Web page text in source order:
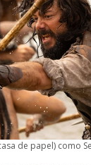
de papel) como